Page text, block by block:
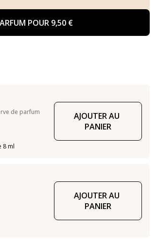
POUR 9,50 €
de parfum
8 ml
AJOUTER AU
PANIER
AJOUTER AU
PANIER